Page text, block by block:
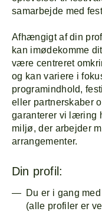
samarbejde med
Afhængigt af din
kan imødekomme
være centreret
og kan variere i
programindhold,
eller partnerskaber
garanterer vi læring
miljø, der arbejder
arrangementer.
Din profil:
Du er i gang
(alle profiler er